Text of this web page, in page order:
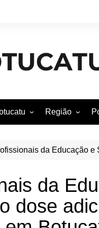
Botucatu!
Região
Bauru
Itatinga
da Educação e
da
dose